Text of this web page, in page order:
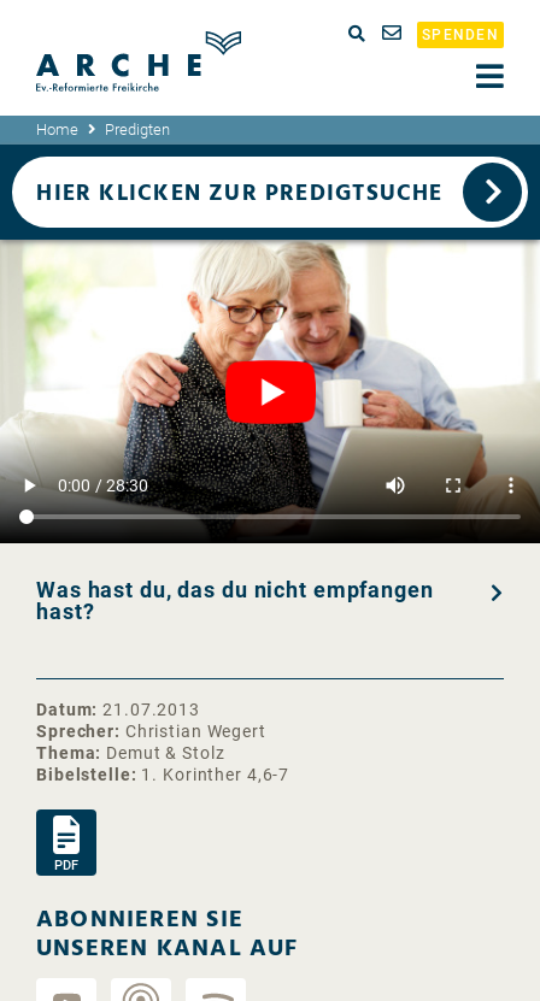
SPENDEN
Home Predigten
Was hast du, das du nicht empfangen
hast?
Datum 21.07.2013
Sprecher
Christian Wegert
Thema
Demut & Stolz
Bibelstelle
1. Korinther 4,6-7
PDF
ABONNIEREN SIE
UNSEREN KANAL AUF
HIER KLICKEN ZUR PREDIGTSUCHE